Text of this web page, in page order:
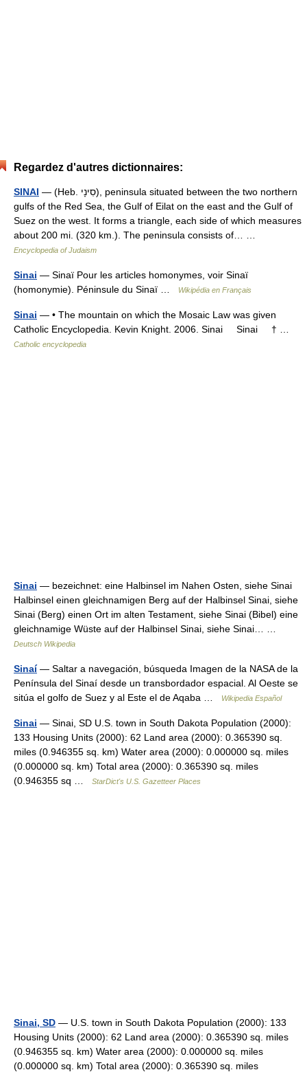
Regardez d'autres dictionnaires:
SINAI — (Heb. סִינָי), peninsula situated between the two northern
gulfs of the Red Sea, the Gulf of Eilat on the east and the Gulf of
Suez on the west. It forms a triangle, each side of which measures
about 200 mi. (320 km.). The peninsula consists of… …
Encyclopedia of Judaism
Sinai — Sinaï Pour les articles homonymes, voir Sinaï
(homonymie). Péninsule du Sinaï …
Wikipédia en Français
Sinai — • The mountain on which the Mosaic Law was given
Catholic Encyclopedia. Kevin Knight. 2006. Sinai Sinai † …
Catholic encyclopedia
Sinai — bezeichnet: eine Halbinsel im Nahen Osten, siehe Sinai
Halbinsel einen gleichnamigen Berg auf der Halbinsel Sinai, siehe
Sinai (Berg) einen Ort im alten Testament, siehe Sinai (Bibel) eine
gleichnamige Wüste auf der Halbinsel Sinai, siehe Sinai… …
Deutsch Wikipedia
Sinaí— Saltar a navegación, búsqueda Imagen de la NASA de la
Península del Sinaí desde un transbordador espacial. Al Oeste se
sitúa el golfo de Suez y al Este el de Aqaba …
Wikipedia Español
Sinai — Sinai, SD U.S. town in South Dakota Population (2000):
133 Housing Units (2000): 62 Land area (2000): 0.365390 sq.
miles (0.946355 sq. km) Water area (2000): 0.000000 sq. miles
(0.000000 sq. km) Total area (2000): 0.365390 sq. miles
(0.946355 sq …
StarDict's U.S. Gazetteer Places
Sinai, SD — U.S. town in South Dakota Population (2000): 133
Housing Units (2000): 62 Land area (2000): 0.365390 sq. miles
(0.946355 sq. km) Water area (2000): 0.000000 sq. miles
(0.000000 sq. km) Total area (2000): 0.365390 sq. miles